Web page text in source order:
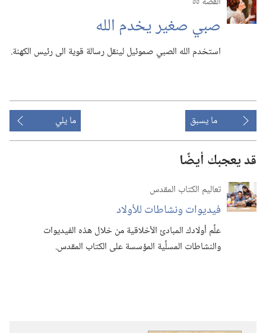
صبي صغير يخدم الله
استخدم الله الصبي صموئيل لينقل رسالة قوية الى رئيس الكهنة.‏
ما يسبق ما يلي
قد يعجبك أيضًا
تعاليم الكتاب المقدس
فيديوات ونشاطات للأولاد
علِّم أولادك المبادئ الأخلاقية من خلال هذه الفيديوات
والنشاطات المسلِّية المؤسسة على الكتاب المقدس.‏